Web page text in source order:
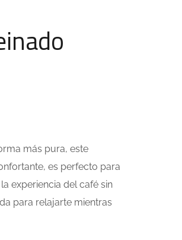
más pura, este
es perfecto para
experiencia del café sin
para relajarte mientras